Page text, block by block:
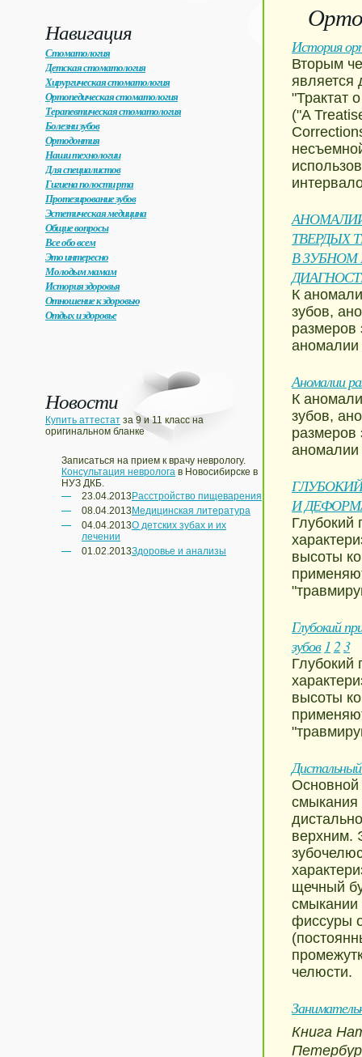
Навигация
Стоматология
Детская стоматология
Хирургическая стоматология
Ортопедическая стоматология
Терапевтическая стоматология
Болезни зубов
Ортодонтия
Наши технологии
Для специалистов
Гигиена полости рта
Протезирование зубов
Эстетическая медицина
Общие вопросы
Все обо всем
Это интересно
Молодым мамам
История здоровья
Отношение к здоровью
Отдых и здоровье
Новости
Купить аттестат за 9 и 11 класс на
оригинальном бланке
Записаться на прием к врачу неврологу.
Консультация невролога в Новосибирске в
НУЗ ДКБ.
23.04.2013 Расстройство пищеварения
08.04.2013 Медицинская литература
04.04.2013О детских зубах и их
лечении
01.02.2013Здоровье и анализы
История
Вторым
является
"Трактат
("A
ТВЕРДЫХ
В
К
зубов,
размеров
аномалии
Аномалии
К
зубов,
размеров
аномалии
И
Глубокий
высоты
Глубокий
зубов 123
Глубокий
высоты
Дистальный
Основной
смыкания
верхним.
щечный
смыкании
фиссуры
челюсти.
Книга